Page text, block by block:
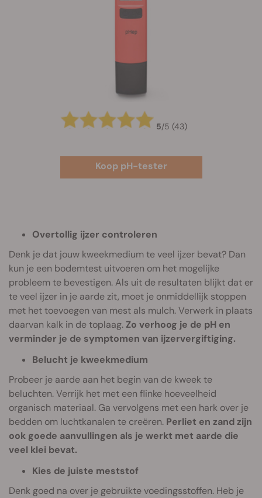
5/5 (43)
Koop pH-tester
Overtollig ijzer controleren
Denk je dat jouw kweekmedium te veel ijzer bevat? Dan
kun je een bodemtest uitvoeren om het mogelijke
probleem te bevestigen. Als uit de resultaten blijkt dat er
te veel ijzer in je aarde zit, moet je onmiddellijk stoppen
met het toevoegen van mest als mulch. Verwerk in plaats
daarvan kalk in de toplaag. Zo verhoog je de pH en
verminder je de symptomen van ijzervergiftiging.
Belucht je kweekmedium
Probeer je aarde aan het begin van de kweek te
beluchten. Verrijk het met een flinke hoeveelheid
organisch materiaal. Ga vervolgens met een hark over je
bedden om luchtkanalen te creëren. Perliet en zand zijn
ook goede aanvullingen als je werkt met aarde die
veel klei bevat.
Kies de juiste meststof
Denk goed na over je gebruikte voedingsstoffen. Heb je